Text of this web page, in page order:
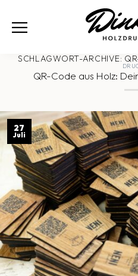
SCHLAGWORT-ARCHIVE:
QR-Code aus Holz:
27
Juli